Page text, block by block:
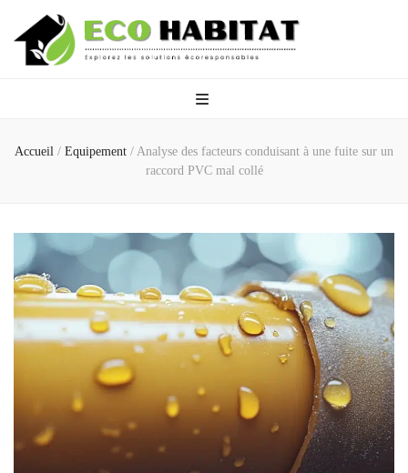
Eco Habitat
Accueil / Equipement / Analyse des facteurs conduisant à une fuite sur un
raccord PVC mal collé